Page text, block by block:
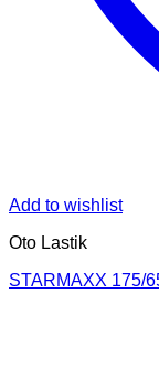
Add to wishlist
Oto Lastik
STARMAXX 175/